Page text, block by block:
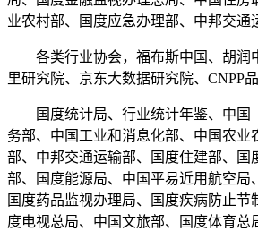
业农村部、国度应急办理部、中邦交通
各类行业协会，福布斯中国、胡润
里研究院、京东大数据研究院、CNPP
国度统计局、行业统计年鉴、中国
务部、中国工业和消息化部、中国农业
部、中邦交通运输部、国度住建部、国
部、国度能源局、中国平易近用航空局
国度药品监视办理局、国度疾病防止节
度电视总局、中国文旅部、国度体育总